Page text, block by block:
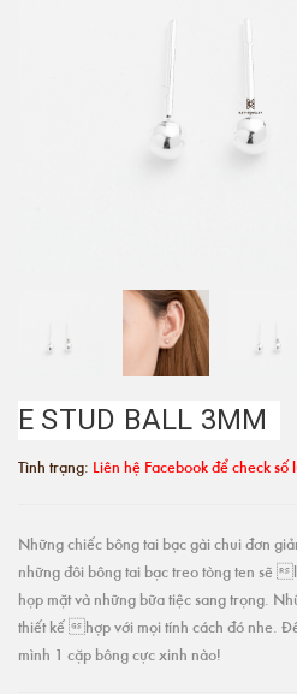
E STUD BALL 3MM
Tình trạng: Liên hệ Facebook để check số
Những chiếc bông tai bạc gài chui đơn
những đôi bông tai bạc treo tòng ten sẽ
họp mặt và những bữa tiệc sang trọng.
thiết kế hợp với mọi tính cách đó nhe.
mình 1 cặp bông cực xinh nào!